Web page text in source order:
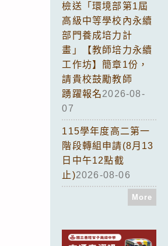
檢送「環境部第1屆
高級中等學校內永續
部門養成培力計
畫」【教師培力永續
工作坊】簡章1份，
請貴校鼓勵教師
踴躍報名2026-08-
07
115學年度高二第一
階段轉組申請(8月13
日中午12點截
止)2026-08-06
More